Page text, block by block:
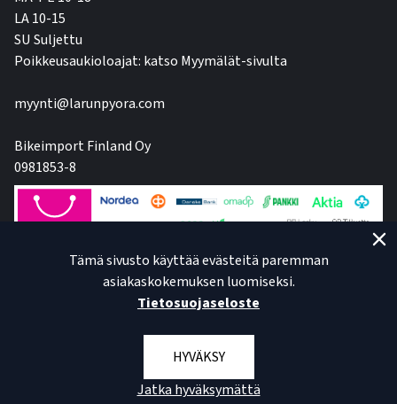
LA 10-15
SU Suljettu
Poikkeusaukioloajat: katso Myymälät-sivulta
myynti@larunpyora.com
Bikeimport Finland Oy
0981853-8
Tämä sivusto käyttää evästeitä paremman
asiakaskokemuksen luomiseksi.
Tietosuojaseloste
HYVÄKSY
Jatka hyväksymättä